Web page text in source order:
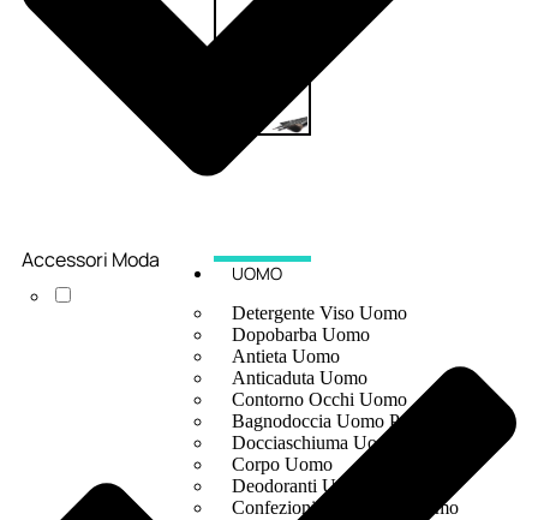
UOMO
Detergente Viso Uomo
Dopobarba Uomo
Antieta Uomo
Anticaduta Uomo
Contorno Occhi Uomo
Bagnodoccia Uomo Profumi
Docciaschiuma Uomo
Corpo Uomo
Deodoranti Uomo
Confezioni Trattamenti Uomo
Accessori Moda